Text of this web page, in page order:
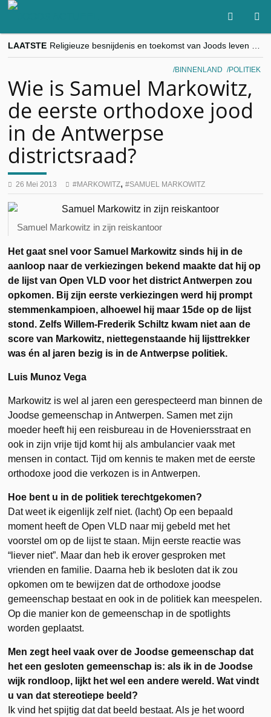
LAATSTE
“Besnijdenisdebat toont hoe moeilijk seculiere Westen minderheden begrijpt”, Jinnih Beels (Vooruit)
CITYTRIP | ROEMENIË – Boekarest: de verrassing van Oost-Europa
BINNENLAND POLITIEK
Wie is Samuel Markowitz,
de eerste orthodoxe jood
in de Antwerpse
districtsraad?
26 Mei 2013 MARKOWITZ, SAMUEL MARKOWITZ
Samuel Markowitz in zijn reiskantoor
Het gaat snel voor Samuel Markowitz sinds hij in de
aanloop naar de verkiezingen bekend maakte dat hij op
de lijst van Open VLD voor het district Antwerpen zou
opkomen. Bij zijn eerste verkiezingen werd hij prompt
stemmenkampioen, alhoewel hij maar 15de op de lijst
stond. Zelfs Willem-Frederik Schiltz kwam niet aan de
score van Markowitz, niettegenstaande hij lijsttrekker
was én al jaren bezig is in de Antwerpse politiek.
Luis Munoz Vega
Markowitz is wel al jaren een gerespecteerd man binnen de
Joodse gemeenschap in Antwerpen. Samen met zijn
moeder heeft hij een reisbureau in de Hoveniersstraat en
ook in zijn vrije tijd komt hij als ambulancier vaak met
mensen in contact. Tijd om kennis te maken met de eerste
orthodoxe jood die verkozen is in Antwerpen.
Hoe bent u in de politiek terechtgekomen?
Dat weet ik eigenlijk zelf niet. (lacht) Op een bepaald
moment heeft de Open VLD naar mij gebeld met het
voorstel om op de lijst te staan. Mijn eerste reactie was
“liever niet”. Maar dan heb ik erover gesproken met
vrienden en familie. Daarna heb ik besloten dat ik zou
opkomen om te bewijzen dat de orthodoxe joodse
gemeenschap bestaat en ook in de politiek kan meespelen.
Op die manier kon de gemeenschap in de spotlights
worden geplaatst.
Men zegt heel vaak over de Joodse gemeenschap dat
het een gesloten gemeenschap is: als ik in de Joodse
wijk rondloop, lijkt het wel een andere wereld. Wat vindt
u van dat stereotiepe beeld?
Ik vind het spijtig dat dat beeld bestaat. Als je het woord